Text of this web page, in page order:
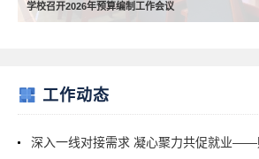
学校召开2026年预算编制工作会议
工作动态
深入一线对接需求 凝心聚力共促就业——财务资产处陈豪杰